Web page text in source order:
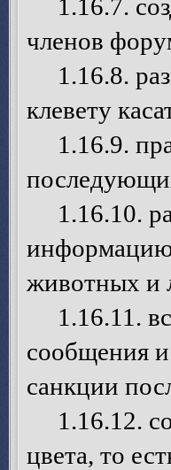
1.16.7.
членов
1.16.8.
клевету
1.16.9.
1.16.10.
животных и
1.16.11.
сообщения
санкции
1.16.12.
цвета, то